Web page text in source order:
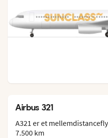
Airbus 321
A321 er et
7.500 km